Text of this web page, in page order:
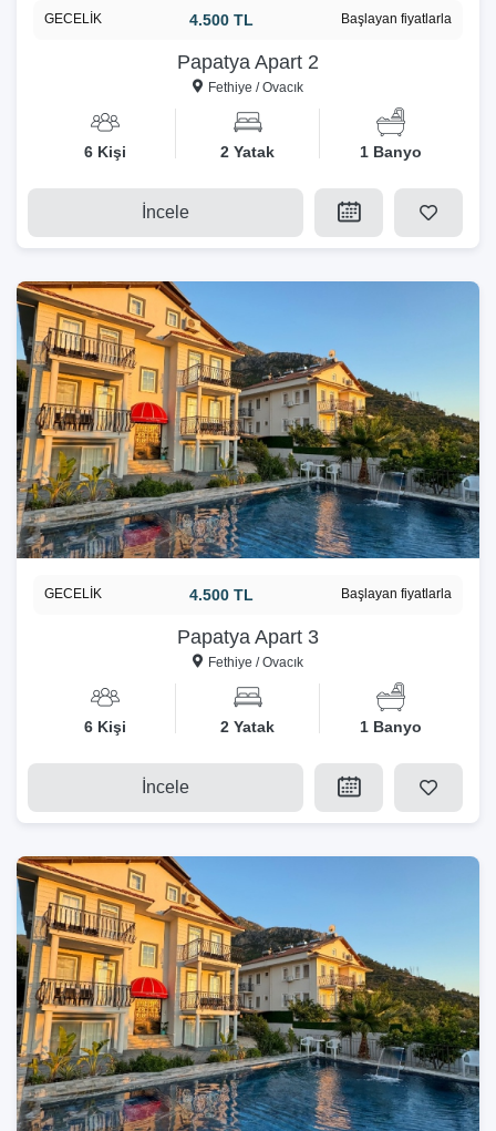
Papatya Apart 2
Fethiye / Ovacık
GECELİK 4.500 TL Başlayan fiyatlarla
6 Kişi 2 Yatak 1 Banyo
İncele
Papatya Apart 3
Fethiye / Ovacık
GECELİK 4.500 TL Başlayan fiyatlarla
6 Kişi 2 Yatak 1 Banyo
İncele